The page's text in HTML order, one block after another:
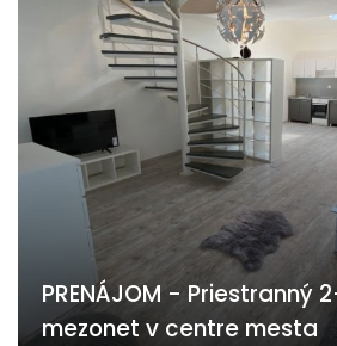
PRENÁJOM - Priestranný
mezonet v centre mesta